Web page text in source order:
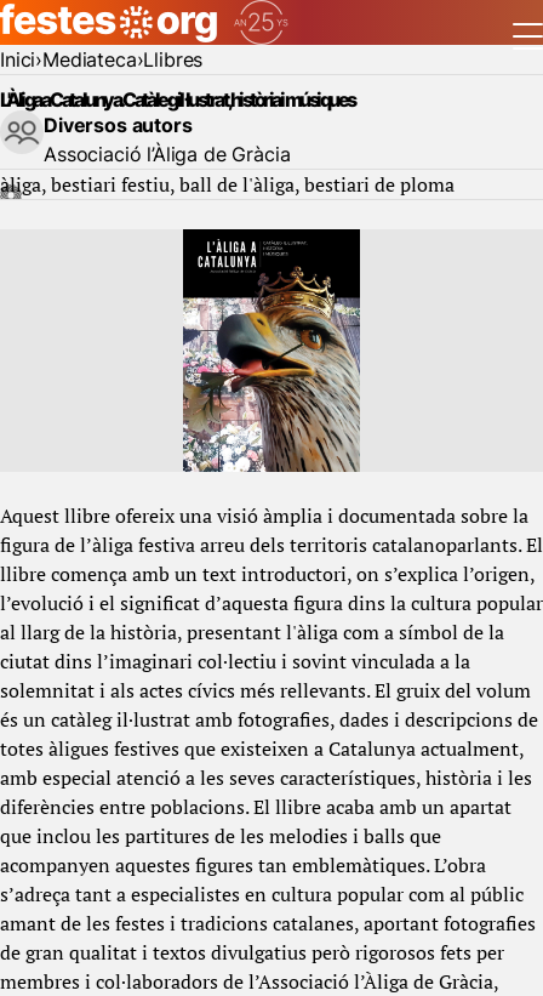
Inici Mediateca Llibres
L'Àliga a Catalunya. Catàleg il·lustrat, història i músiques
Diversos autors
Associació l’Àliga de Gràcia
àliga bestiari festiu ball de l'àliga bestiari de ploma
Aquest llibre ofereix una visió àmplia i documentada sobre la
figura de l’àliga festiva arreu dels territoris catalanoparlants. El
llibre comença amb un text introductori, on s’explica l’origen,
l’evolució i el significat d’aquesta figura dins la cultura popular
al llarg de la història, presentant l'àliga com a símbol de la
ciutat dins l’imaginari col·lectiu i sovint vinculada a la
solemnitat i als actes cívics més rellevants. El gruix del volum
és un catàleg il·lustrat amb fotografies, dades i descripcions de
totes àligues festives que existeixen a Catalunya actualment,
amb especial atenció a les seves característiques, història i les
diferències entre poblacions. El llibre acaba amb un apartat
que inclou les partitures de les melodies i balls que
acompanyen aquestes figures tan emblemàtiques. L’obra
s’adreça tant a especialistes en cultura popular com al públic
amant de les festes i tradicions catalanes, aportant fotografies
de gran qualitat i textos divulgatius però rigorosos fets per
membres i col·laboradors de l’Associació l’Àliga de Gràcia,